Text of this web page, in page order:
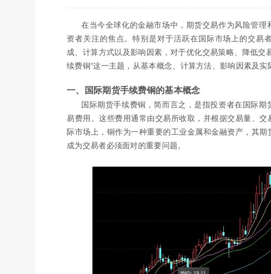
在当今全球化的金融市场中，期货交易作为风险管
资者关注的焦点。特别是对于活跃在国际市场上的交易
成、计算方式以及影响因素，对于优化交易策略、降低交
续费铜”这一主题，从基本概念、计算方法、影响因素及实
一、国际期货手续费铜的基本概念
国际期货手续费铜，简而言之，是指投资者在国际
易费用。这些费用通常由交易所收取，并根据交易量、
际市场上，铜作为一种重要的工业金属和金融资产，其
成为交易者必须面对的重要问题。